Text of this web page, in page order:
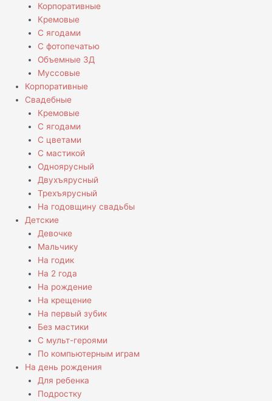
Корпоративные
Кремовые
С ягодами
С фотопечатью
Объемные 3Д
Муссовые
Корпоративные
Свадебные
Кремовые
С ягодами
С цветами
С мастикой
Одноярусный
Двухъярусный
Трехъярусный
На годовщину свадьбы
Детские
Девочке
Мальчику
На годик
На 2 года
На рождение
На крещение
На первый зубик
Без мастики
С мульт-героями
По компьютерным играм
На день рождения
Для ребенка
Подростку